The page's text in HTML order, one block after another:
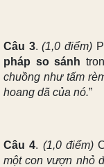
Câu 3. (1,0 điểm)
pháp so sánh
chuồng như tấm
hoang dã của nó.”
Câu 4. (1,0 điểm)
một con vượn nhỏ